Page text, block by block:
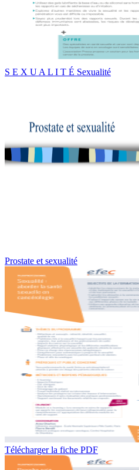
S E X U A L I T É Sexualité
Prostate et sexualité
Télécharger la fiche PDF